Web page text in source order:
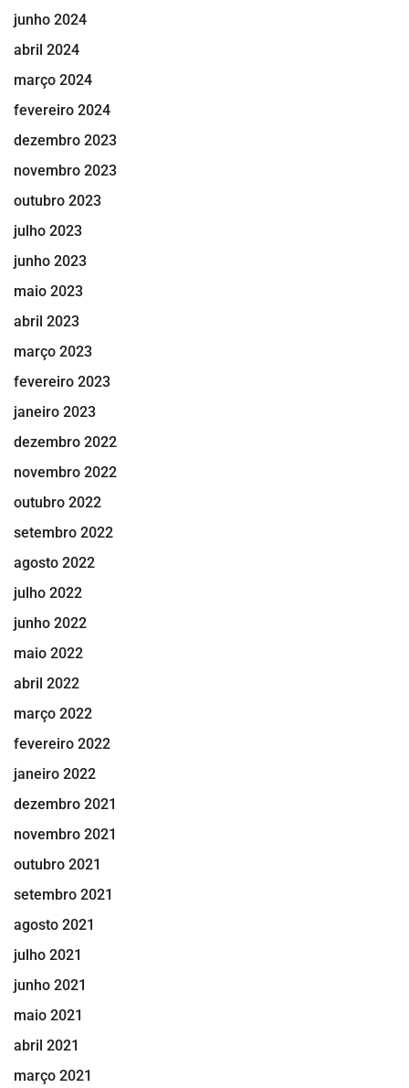
junho 2024
abril 2024
março 2024
fevereiro 2024
dezembro 2023
novembro 2023
outubro 2023
julho 2023
junho 2023
maio 2023
abril 2023
março 2023
fevereiro 2023
janeiro 2023
dezembro 2022
novembro 2022
outubro 2022
setembro 2022
agosto 2022
julho 2022
junho 2022
maio 2022
abril 2022
março 2022
fevereiro 2022
janeiro 2022
dezembro 2021
novembro 2021
outubro 2021
setembro 2021
agosto 2021
julho 2021
junho 2021
maio 2021
abril 2021
março 2021